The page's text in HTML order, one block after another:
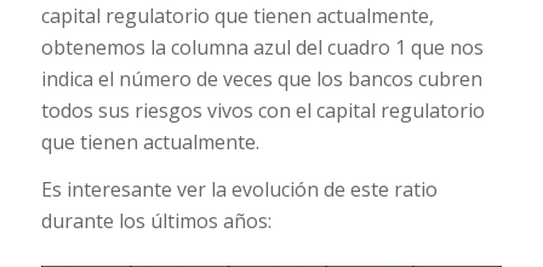
capital regulatorio que tienen actualmente,
obtenemos la columna azul del cuadro 1 que nos
indica el número de veces que los bancos cubren
todos sus riesgos vivos con el capital regulatorio
que tienen actualmente.
Es interesante ver la evolución de este ratio
durante los últimos años: